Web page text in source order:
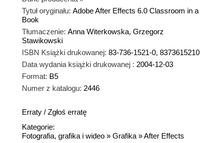
Tytuł oryginału: Adobe After Effects 6.0 Classroom in a
Book
Tłumaczenie: Anna Witerkowska, Grzegorz
Stawikowski
ISBN Książki drukowanej: 83-736-1521-0, 8373615210
Data wydania książki drukowanej : 2004-12-03
Format: B5
Numer z katalogu: 2446
Erraty / Zgłoś erratę
Kategorie:
Fotografia, grafika i wideo » Grafika »After Effects